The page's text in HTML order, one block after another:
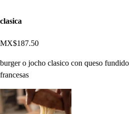
clasica
MX$187.50
burger o jocho clasico con queso
francesas